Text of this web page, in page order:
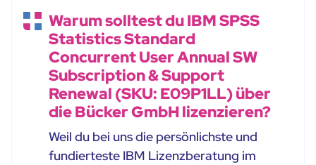
Warum solltest du IBM SPSS
Statistics Standard
Concurrent User Annual SW
Subscription & Support
Renewal (SKU: E09P1LL) über
die Bücker GmbH lizenzieren?
Weil du bei uns die persönlichste und
fundierteste IBM Lizenzberatung im